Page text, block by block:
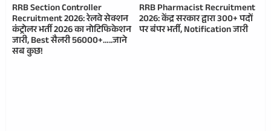
RRB Section Controller
Recruitment 2026: रेलवे सेक्शन
कंट्रोलर भर्ती 2026 का नोटिफिकेशन
जारी, Best सैलरी 56000+…..जाने
सब कुछ!
RRB Pharmacist Recruitment
2026: केंद्र सरकार द्वारा 300+ पदों
पर बंपर भर्ती, Notification जारी